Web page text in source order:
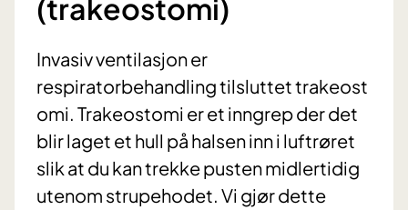
(trakeostomi)
Invasiv ventilasjon er
respiratorbehandling tilsluttet trakeost
omi. Trakeostomi er et inngrep der det
blir laget et hull på halsen inn i luftrøret
slik at du kan trekke pusten midlertidig
utenom strupehodet. Vi gjør dette